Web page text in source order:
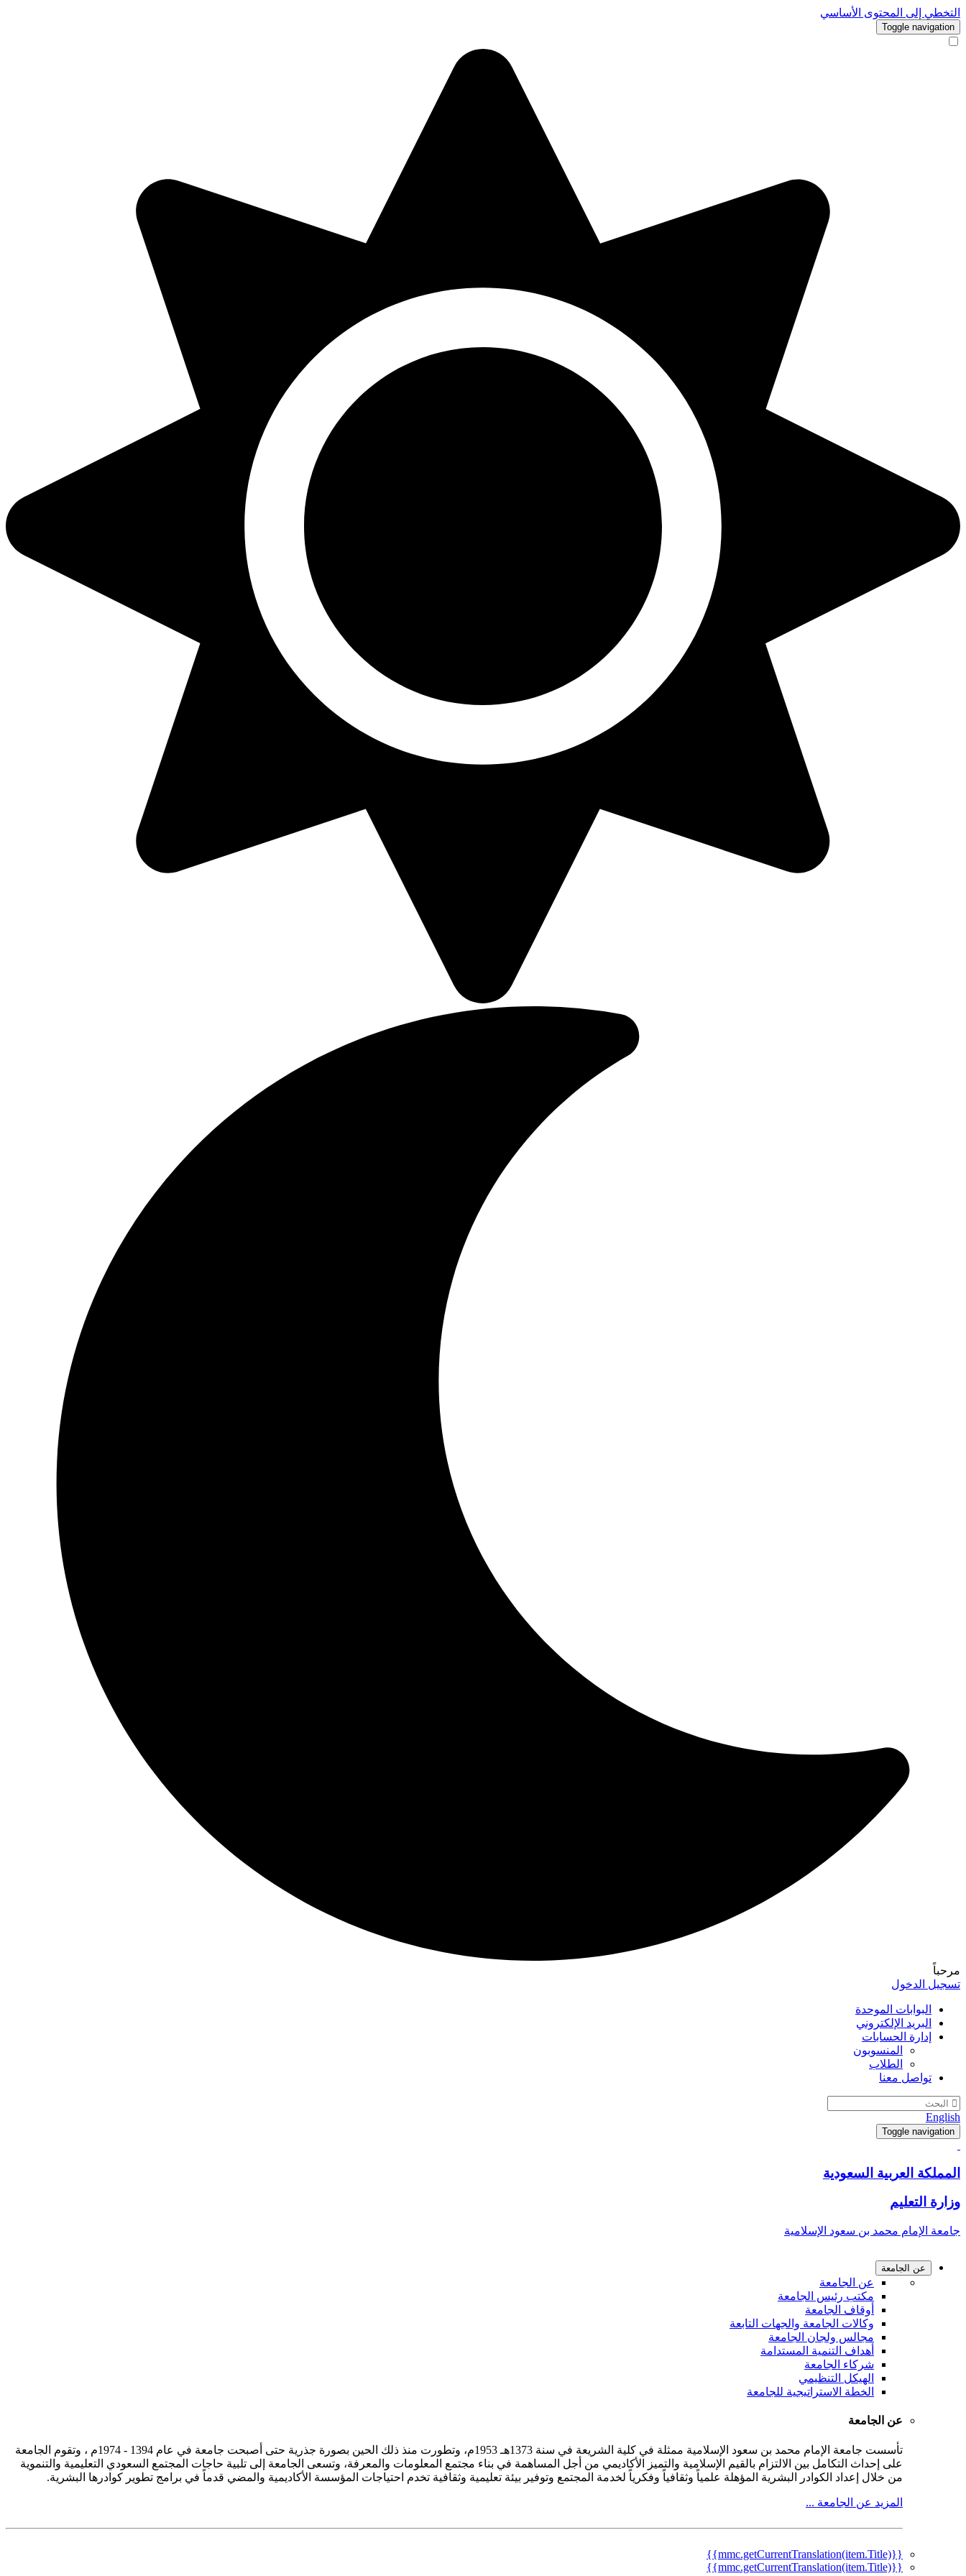
التخطي إلى المحتوى الأساسي
Toggle navigation
مرحباً
تسجيل الدخول
البوابات الموحدة
البريد الإلكتروني
إدارة الحسابات
المنسوبون
الطلاب
تواصل معنا
English
Toggle navigation
المملكة العربية السعودية
وزارة التعليم
جامعة الإمام محمد بن سعود الإسلامية
عن الجامعة
عن الجامعة
مكتب رئيس الجامعة
أوقاف الجامعة
وكالات الجامعة والجهات التابعة
مجالس ولجان الجامعة
أهداف التنمية المستدامة
شركاء الجامعة
الهيكل التنظيمي
الخطة الاستراتيجية للجامعة
عن الجامعة
تأسست جامعة الإمام محمد بن سعود الإسلامية ممثلة في كلية الشريعة في سنة 1373هـ 1953م، وتطورت منذ ذلك الحين بصورة جذرية حتى أصبحت جامعة في عام 1394 - 1974م ، وتقوم الجامعة
على إحداث التكامل بين الالتزام بالقيم الإسلامية والتميز الأكاديمي من أجل المساهمة في بناء مجتمع المعلومات والمعرفة، وتسعى الجامعة إلى تلبية حاجات المجتمع السعودي التعليمية والتنموية
من خلال إعداد الكوادر البشرية المؤهلة علمياً وثقافياً وفكرياً لخدمة المجتمع وتوفير بيئة تعليمية وثقافية تخدم احتياجات المؤسسة الأكاديمية والمضي قدماً في برامج تطوير كوادرها البشرية.
المزيد عن الجامعة ...
{{mmc.getCurrentTranslation(item.Title)}}
{{mmc.getCurrentTranslation(item.Title)}}